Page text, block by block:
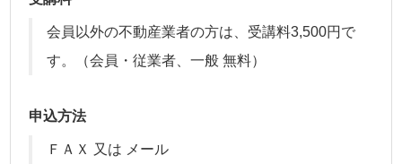
会員以外の不動産業者の方は、受講料3,500円で
す。（会員・従業者、一般 無料）
申込方法
ＦＡＸ 又は メール